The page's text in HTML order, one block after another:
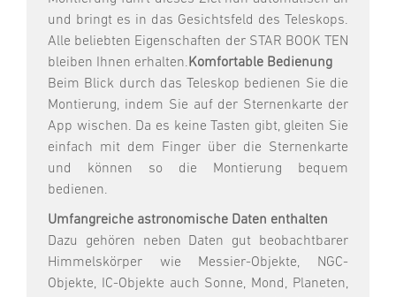
und bringt es in das Gesichtsfeld des Teleskops.
Alle beliebten Eigenschaften der STAR BOOK TEN
bleiben Ihnen erhalten.Komfortable Bedienung
Beim Blick durch das Teleskop bedienen Sie die
Montierung, indem Sie auf der Sternenkarte der
App wischen. Da es keine Tasten gibt, gleiten Sie
einfach mit dem Finger über die Sternenkarte
und können so die Montierung bequem
bedienen.
Umfangreiche astronomische Daten enthalten
Dazu gehören neben Daten gut beobachtbarer
Himmelskörper wie Messier-Objekte, NGC-
Objekte, IC-Objekte auch Sonne, Mond, Planeten,